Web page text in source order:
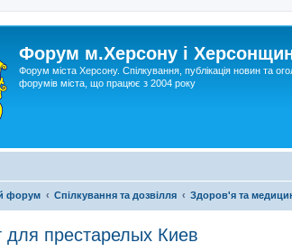
Форум м.Херсону і
Форум міста Херсону. Спілкування, публікація новин та
форумів міста, що працює з 2004 року
форум Спілкування та дозвілля Здоров'я та
для престарелых Киев